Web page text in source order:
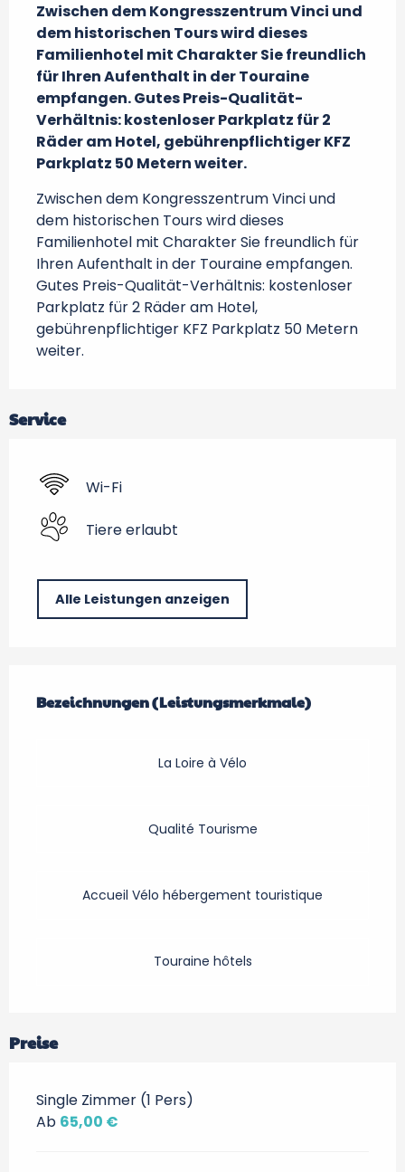
Zwischen dem Kongresszentrum Vinci und
dem historischen Tours wird dieses
Familienhotel mit Charakter Sie freundlich
für Ihren Aufenthalt in der Touraine
empfangen. Gutes Preis-Qualität-
Verhältnis: kostenloser Parkplatz für 2
Räder am Hotel, gebührenpflichtiger KFZ
Parkplatz 50 Metern weiter.
Zwischen dem Kongresszentrum Vinci und
dem historischen Tours wird dieses
Familienhotel mit Charakter Sie freundlich für
Ihren Aufenthalt in der Touraine empfangen.
Gutes Preis-Qualität-Verhältnis: kostenloser
Parkplatz für 2 Räder am Hotel,
gebührenpflichtiger KFZ Parkplatz 50 Metern
weiter.
Service
Wi-Fi
Tiere erlaubt
Alle Leistungen anzeigen
Bezeichnungen (Leistungsmerkmale)
Bezeichnungen (Leistungsmerkmale)
La Loire à Vélo
Qualité Tourisme
Accueil Vélo hébergement touristique
Touraine hôtels
Preise
Single Zimmer (1 Pers)
Ab 65,00 €